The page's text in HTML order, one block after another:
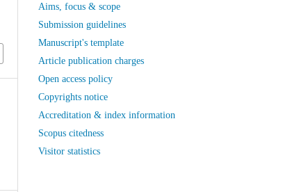
Aims, focus & scope
Submission guidelines
Manuscript's template
Article publication charges
Open access policy
Copyrights notice
Accreditation & index information
Scopus citedness
Visitor statistics